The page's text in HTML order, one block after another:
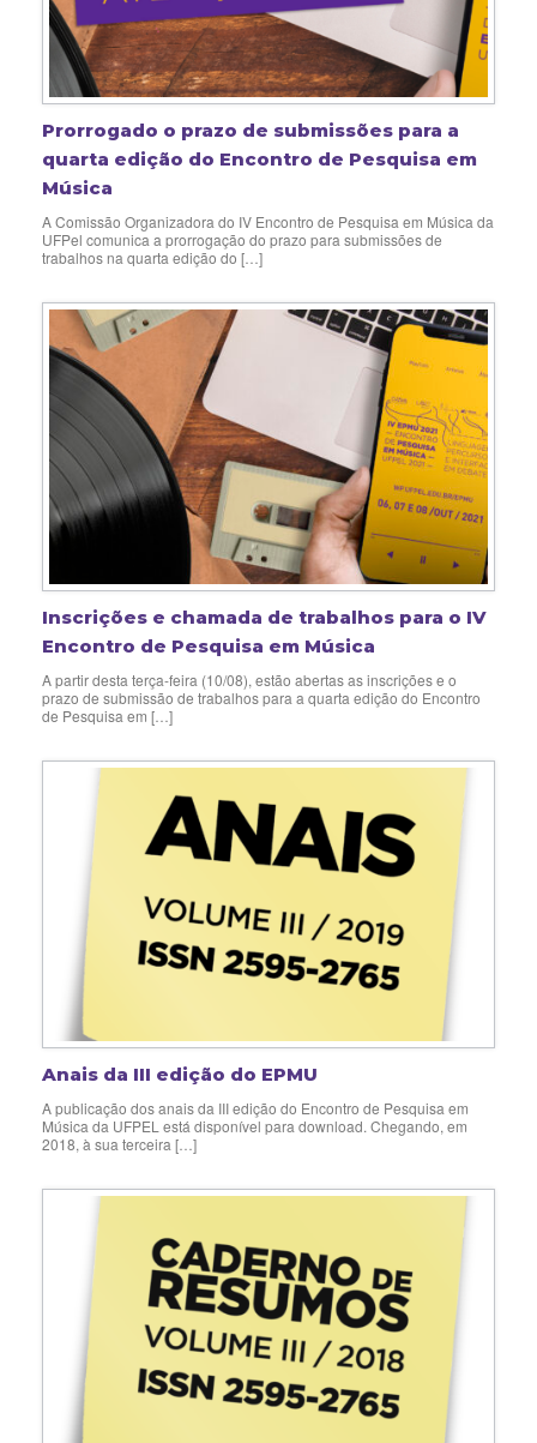
Prorrogado o prazo de submissões para a
quarta edição do Encontro de Pesquisa em
Música
A Comissão Organizadora do IV Encontro de Pesquisa em Música da
UFPel comunica a prorrogação do prazo para submissões de
trabalhos na quarta edição do […]
Inscrições e chamada de trabalhos para o IV
Encontro de Pesquisa em Música
A partir desta terça-feira (10/08), estão abertas as inscrições e o
prazo de submissão de trabalhos para a quarta edição do Encontro
de Pesquisa em […]
Anais da III edição do EPMU
A publicação dos anais da III edição do Encontro de Pesquisa em
Música da UFPEL está disponível para download. Chegando, em
2018, à sua terceira […]